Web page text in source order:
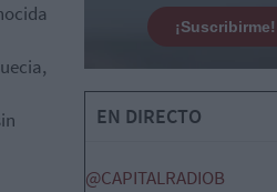
¡Suscribirme!
EN DIRECTO
@CAPITALRADIOB